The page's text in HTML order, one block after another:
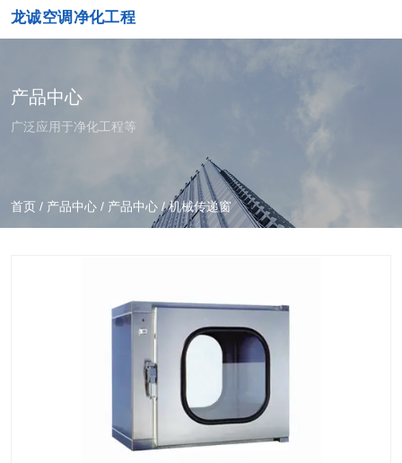
龙诚空调净化工程
产品中心
广泛应用于净化工程等
首页 / 产品中心 / 产品中心 /机械传递窗